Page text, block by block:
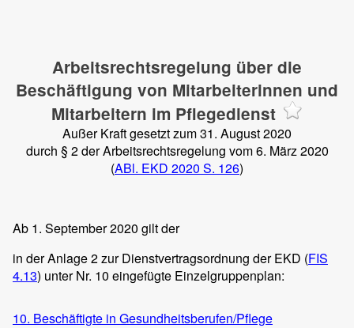
Arbeitsrechtsregelung über die
Beschäftigung von Mitarbeiterinnen und
Mitarbeitern im Pflegedienst
Außer Kraft gesetzt zum 31. August 2020
durch § 2 der Arbeitsrechtsregelung vom 6. März 2020
(ABl. EKD 2020 S. 126)
Ab 1. September 2020 gilt der
in der Anlage 2 zur Dienstvertragsordnung der EKD (FIS
4.13) unter Nr. 10 eingefügte Einzelgruppenplan:
10. Beschäftigte in Gesundheitsberufen/Pflege